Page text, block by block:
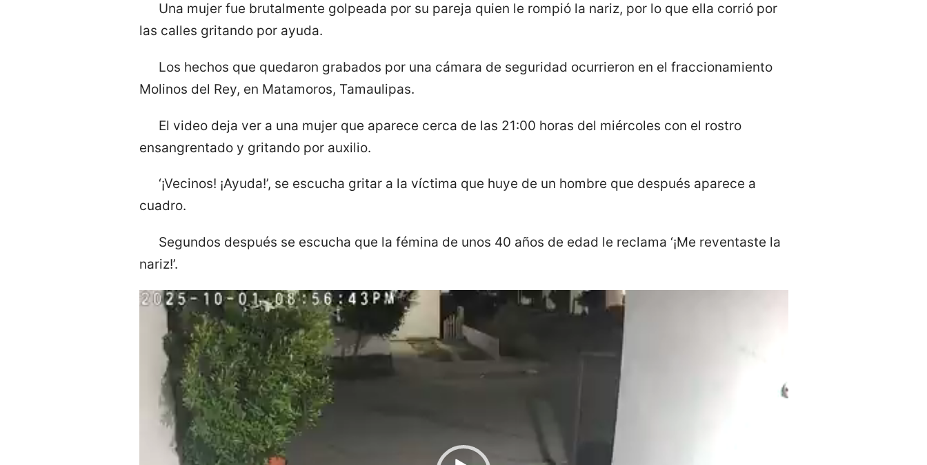
Una mujer fue brutalmente golpeada por su pareja quien le rompió la nariz, por lo que ella corrió por
las calles gritando por ayuda.
Los hechos que quedaron grabados por una cámara de seguridad ocurrieron en el fraccionamiento
Molinos del Rey, en Matamoros, Tamaulipas.
El video deja ver a una mujer que aparece cerca de las 21:00 horas del miércoles con el rostro
ensangrentado y gritando por auxilio.
‘¡Vecinos! ¡Ayuda!’, se escucha gritar a la víctima que huye de un hombre que después aparece a
cuadro.
Segundos después se escucha que la fémina de unos 40 años de edad le reclama ‘¡Me reventaste la
nariz!’.
Reproductor
vídeo